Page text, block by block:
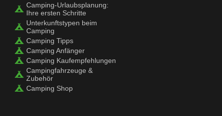
Camping-Urlaubsplanung:
Ihre ersten Schritte
Unterkunftstypen beim
Camping
Camping Tipps
Camping Anfänger
Camping Kaufempfehlungen
Campingfahrzeuge &
Zubehör
Camping Shop